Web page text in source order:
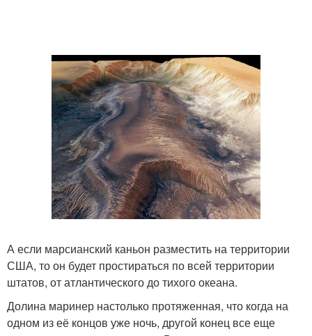
А если марсианский каньон разместить на территории
США, то он будет простираться по всей территории
штатов, от атлантического до тихого океана.
Долина маринер настолько протяженная, что когда на
одном из её концов уже ночь, другой конец все еще